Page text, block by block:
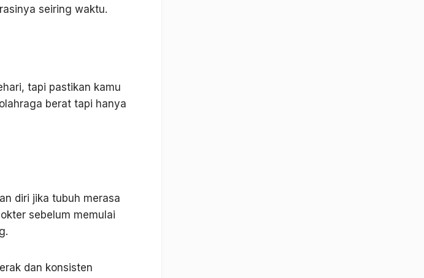
seiring waktu.
tapi pastikan kamu
berat tapi hanya
diri jika tubuh merasa
sebelum memulai
dan konsisten